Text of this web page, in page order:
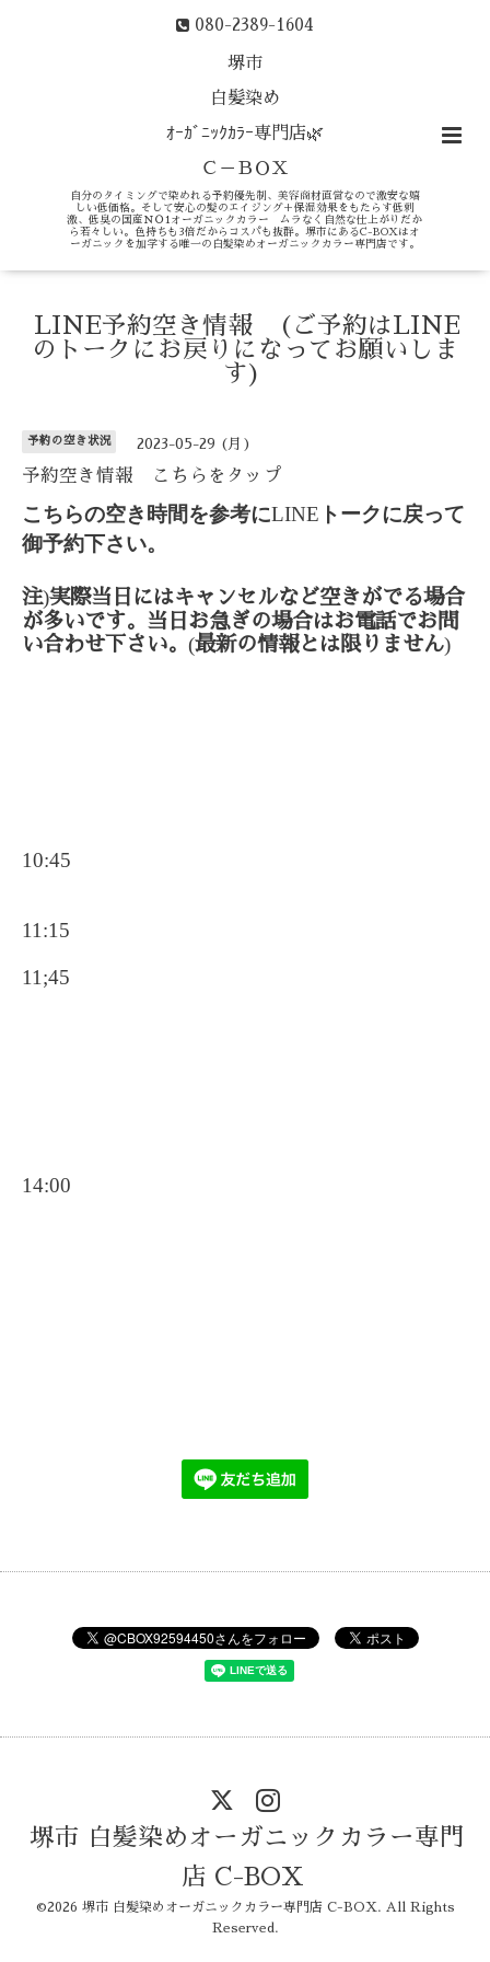
080-2389-1604
堺市
白髪染め
ｵｰｶﾞﾆｯｸｶﾗｰ専門店🌿
Ｃ－ＢＯＸ
自分のタイミングで染めれる予約優先制、美容商材直営なので激安な嬉
しい低価格。そして安心の髪のエイジング＋保湿効果をもたらす低刺
激、低臭の国産ＮＯ1オーガニックカラー ムラなく自然な仕上がりだか
ら若々しい。色持ちも3倍だからコスパも抜群。堺市にあるC-BOXはオ
ーガニックを加学する唯一の白髪染めオーガニックカラー専門店です。
LINE予約空き情報 (ご予約はLINE
のトークにお戻りになってお願いしま
す)
予約の空き状況 2023-05-29 (月)
予約空き情報 こちらをタップ
こちらの空き時間を参考にLINE トークに戻って
御予約下さい。
注)実際当日にはキャンセルなど空きがでる場合
が多いです。当日お急ぎの場合はお電話でお問
い合わせ下さい。 (最新の情報とは限りません)
10:45
11:15
11;45
14:00
堺市 白髪染めオーガニックカラー専門
店 C-BOX
©2026 堺市 白髪染めオーガニックカラー専門店 C-BOX. All Rights
Reserved.